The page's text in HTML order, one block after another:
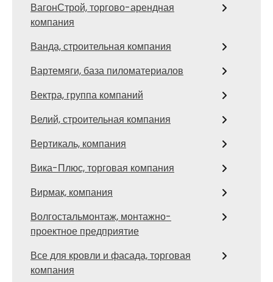
ВагонСтрой, торгово-арендная
компания
Ванда, строительная компания
Вартемяги, база пиломатериалов
Вектра, группа компаний
Велий, строительная компания
Вертикаль, компания
Вика-Плюс, торговая компания
Вирмак, компания
Волгостальмонтаж, монтажно-
проектное предприятие
Все для кровли и фасада, торговая
компания